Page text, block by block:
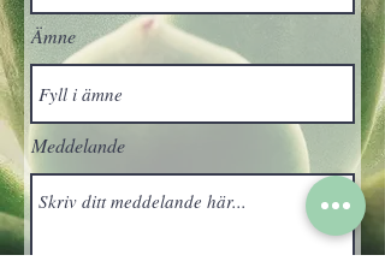
Ämne
Meddelande